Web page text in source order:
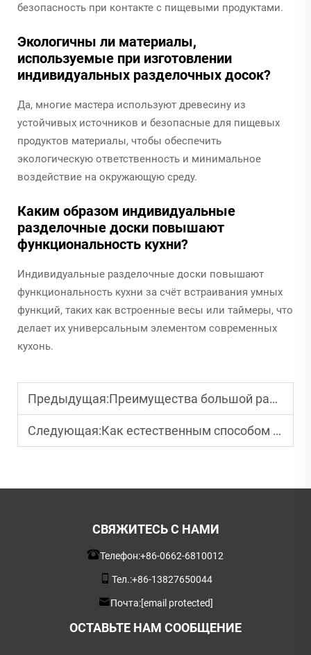
безопасность при контакте с пищевыми продуктами.
Экологичны ли материалы,
используемые при изготовлении
индивидуальных разделочных досок?
Да, многие мастера используют древесину из
устойчивых источников и безопасные для пищевых
продуктов материалы, чтобы обеспечить
экологическую ответственность и минимальное
воздействие на окружающую среду.
Каким образом индивидуальные
разделочные доски повышают
функциональность кухни?
Индивидуальные разделочные доски повышают
функциональность кухни за счёт встраивания умных
функций, таких как встроенные весы или таймеры, что
делает их универсальным элементом современных
кухонь.
Предыдущая:Преимущества большой разделочной доски с желобком для сока
Следующая:Как естественным способом дезинфицировать деревянные разделочные доски
СВЯЖИТЕСЬ С НАМИ
Телефон:+86-0662-6810012
Тел.:+86-13827650044
Почта:[email protected]
ОСТАВЬТЕ НАМ СООБЩЕНИЕ